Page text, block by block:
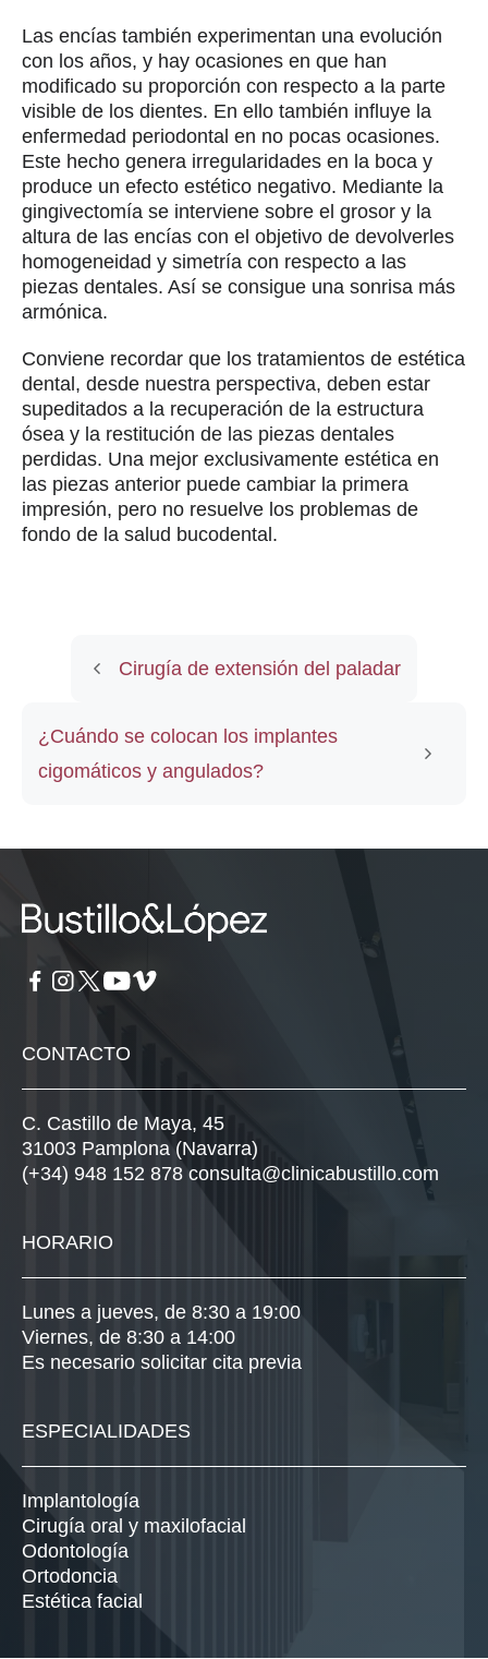
Las encías también experimentan una evolución
con los años, y hay ocasiones en que han
modificado su proporción con respecto a la parte
visible de los dientes. En ello también influye la
enfermedad periodontal en no pocas ocasiones.
Este hecho genera irregularidades en la boca y
produce un efecto estético negativo. Mediante la
gingivectomía se interviene sobre el grosor y la
altura de las encías con el objetivo de devolverles
homogeneidad y simetría con respecto a las
piezas dentales. Así se consigue una sonrisa más
armónica.
Conviene recordar que los tratamientos de estética
dental, desde nuestra perspectiva, deben estar
supeditados a la recuperación de la estructura
ósea y la restitución de las piezas dentales
perdidas. Una mejor exclusivamente estética en
las piezas anterior puede cambiar la primera
impresión, pero no resuelve los problemas de
fondo de la salud bucodental.
Cirugía de extensión del paladar
¿Cuándo se colocan los implantes
cigomáticos y angulados?
CONTACTO
C. Castillo de Maya, 45
31003 Pamplona (Navarra)
(+34) 948 152 878 consulta@clinicabustillo.com
HORARIO
Lunes a jueves, de 8:30 a 19:00
Viernes, de 8:30 a 14:00
Es necesario solicitar cita previa
ESPECIALIDADES
Implantología
Cirugía oral y maxilofacial
Odontología
Ortodoncia
Estética facial